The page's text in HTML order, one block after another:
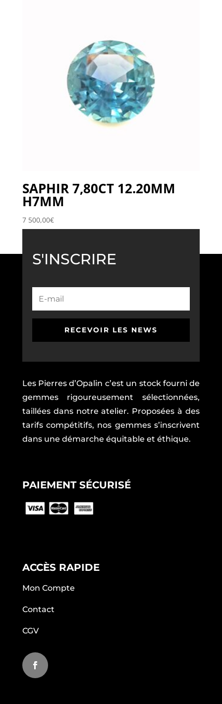
SAPHIR 7,80CT 12.20MM
H7MM
7 500,00€
S'INSCRIRE
RECEVOIR LES NEWS
Les Pierres d’Opalin c’est un stock fourni de
gemmes rigoureusement sélectionnées,
taillées dans notre atelier. Proposées à des
tarifs compétitifs, nos gemmes s’inscrivent
dans une démarche équitable et éthique.
PAIEMENT SÉCURISÉ
ACCÈS RAPIDE
Mon Compte
Contact
CGV